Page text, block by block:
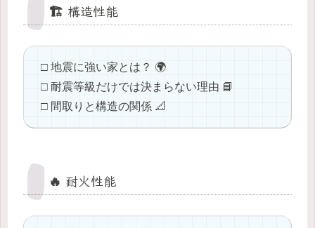
🏗️ 構造性能
□ 地震に強い家とは？ 🌍
□ 耐震等級だけでは決まらない理由 📘
□ 間取りと構造の関係 📐
🔥 耐火性能